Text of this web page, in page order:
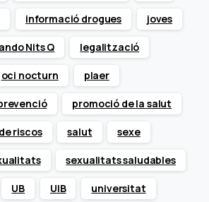
informació drogues joves
Nits Q legalització
oci nocturn plaer
promoció de la salut
riscos salut sexe
sexualitats saludables
UB UIB universitat